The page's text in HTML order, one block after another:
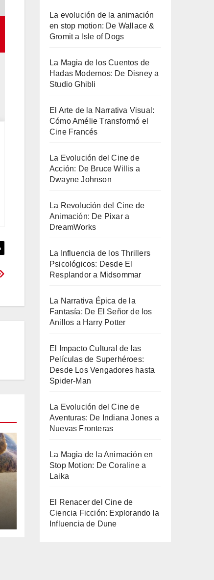
La evolución de la animación
en stop motion: De Wallace &
Gromit a Isle of Dogs
La Magia de los Cuentos de
Hadas Modernos: De Disney a
Studio Ghibli
El Arte de la Narrativa Visual:
Cómo Amélie Transformó el
Cine Francés
La Evolución del Cine de
Acción: De Bruce Willis a
Dwayne Johnson
La Revolución del Cine de
Animación: De Pixar a
DreamWorks
La Influencia de los Thrillers
Psicológicos: Desde El
Resplandor a Midsommar
La Narrativa Épica de la
Fantasía: De El Señor de los
Anillos a Harry Potter
El Impacto Cultural de las
Películas de Superhéroes:
Desde Los Vengadores hasta
Spider-Man
La Evolución del Cine de
Aventuras: De Indiana Jones a
Nuevas Fronteras
La Magia de la Animación en
Stop Motion: De Coraline a
Laika
El Renacer del Cine de
Ciencia Ficción: Explorando la
Influencia de Dune